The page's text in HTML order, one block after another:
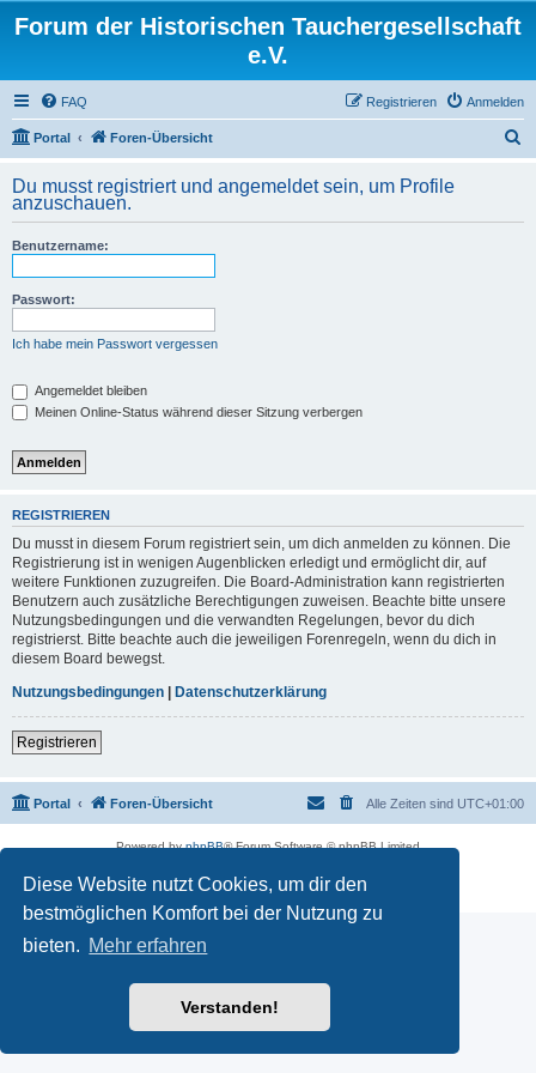
Diese Website nutzt Cookies, um dir den
bestmöglichen Komfort bei der Nutzung zu
bieten. Mehr erfahren
Verstanden!
Forum der Historischen Tauchergesellschaft
e.V.
FAQ Anmelden
Registrieren
Portal Foren-Übersicht
h
Du musst registriert und angemeldet sein, um Profile
anzuschauen.
Benutzername:
Passwort:
Ich habe mein Passwort vergessen
Angemeldet bleiben
Meinen Online-Status während dieser Sitzung verbergen
REGISTRIEREN
Du musst in diesem Forum registriert sein, um dich anmelden zu können. Die
Registrierung ist in wenigen Augenblicken erledigt und ermöglicht dir, auf
weitere Funktionen zuzugreifen. Die Board-Administration kann registrierten
Benutzern auch zusätzliche Berechtigungen zuweisen. Beachte bitte unsere
Nutzungsbedingungen und die verwandten Regelungen, bevor du dich
registrierst. Bitte beachte auch die jeweiligen Forenregeln, wenn du dich in
diesem Board bewegst.
Nutzungsbedingungen | Datenschutzerklärung
Registrieren
Portal Foren-Übersicht Alle Zeiten sind UTC+01:00
Powered byphpBB® Forum Software © phpBB Limited
Datenschutz|Nutzungsbedingungen